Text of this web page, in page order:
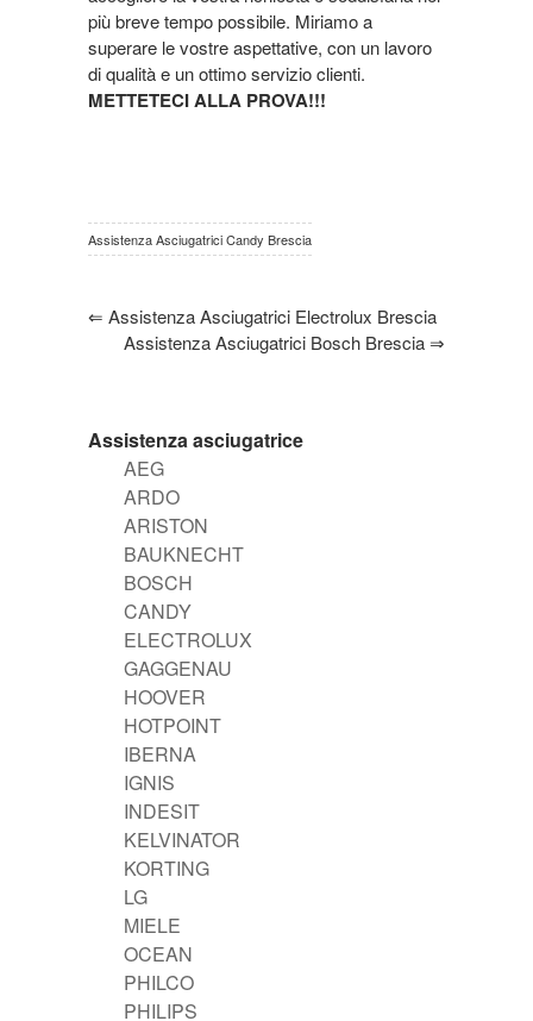
più breve tempo possibile. Miriamo a
superare le vostre aspettative, con un lavoro
di qualità e un ottimo servizio clienti.
METTETECI ALLA PROVA!!!
Assistenza Asciugatrici Candy Brescia
⇐ Assistenza Asciugatrici Electrolux Brescia
Assistenza Asciugatrici Bosch Brescia⇒
Assistenza asciugatrice
AEG
ARDO
ARISTON
BAUKNECHT
BOSCH
CANDY
ELECTROLUX
GAGGENAU
HOOVER
HOTPOINT
IBERNA
IGNIS
INDESIT
KELVINATOR
KORTING
LG
MIELE
OCEAN
PHILCO
PHILIPS